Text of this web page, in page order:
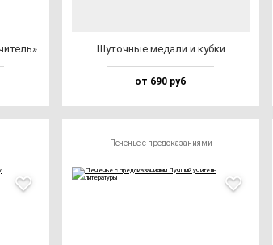
Шуточ­ные ме­да­ли и куб­ки
от 690 руб
Печенье с предсказаниями